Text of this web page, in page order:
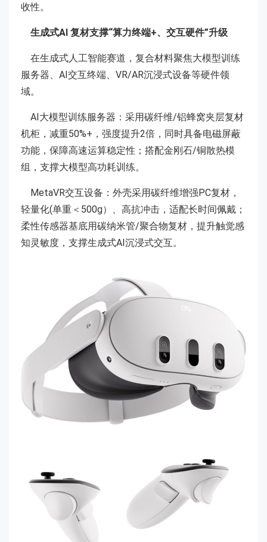
收性。
生成式AI 复材支撑“算力终端+、交互硬件”升级
在生成式人工智能赛道，复合材料聚焦大模型训练
服务器、AI交互终端、VR/AR沉浸式设备等硬件领
域。
AI大模型训练服务器：采用碳纤维/铝蜂窝夹层复材
机柜，减重50%+，强度提升2倍，同时具备电磁屏蔽
功能，保障高速运算稳定性；搭配金刚石/铜散热模
组，支撑大模型高功耗训练。
MetaVR交互设备：外壳采用碳纤维增强PC复材，
轻量化(单重＜500g）、高抗冲击，适配长时间佩戴；
柔性传感器基底用碳纳米管/聚合物复材，提升触觉感
知灵敏度，支撑生成式AI沉浸式交互。